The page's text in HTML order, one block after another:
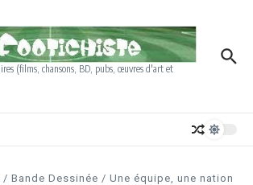
(films, chansons, BD, pubs, œuvres d'art et
/ Bande Dessinée / Une équipe, une nation